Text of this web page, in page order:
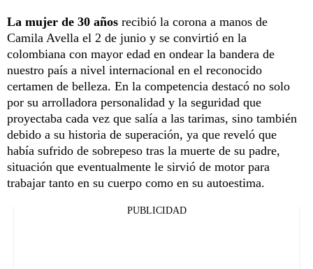
La mujer de 30 años recibió la corona a manos de
Camila Avella el 2 de junio y se convirtió en la
colombiana con mayor edad en ondear la bandera de
nuestro país a nivel internacional en el reconocido
certamen de belleza. En la competencia destacó no solo
por su arrolladora personalidad y la seguridad que
proyectaba cada vez que salía a las tarimas, sino también
debido a su historia de superación, ya que reveló que
había sufrido de sobrepeso tras la muerte de su padre,
situación que eventualmente le sirvió de motor para
trabajar tanto en su cuerpo como en su autoestima.
PUBLICIDAD